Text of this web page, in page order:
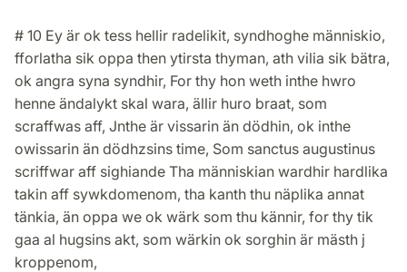
# 10 Ey är ok tess hellir radelikit, syndhoghe människio,
fforlatha sik oppa then ytirsta thyman, ath vilia sik bätra,
ok angra syna syndhir, For thy hon weth inthe hwro
henne ändalykt skal wara, ällir huro braat, som
scraffwas aff, Jnthe är vissarin än dödhin, ok inthe
owissarin än dödhzsins time, Som sanctus augustinus
scriffwar aff sighiande Tha människian wardhir hardlika
takin aff sywkdomenom, tha kanth thu näplika annat
tänkia, än oppa we ok wärk som thu kännir, for thy tik
gaa al hugsins akt, som wärkin ok sorghin är mästh j
kroppenom,